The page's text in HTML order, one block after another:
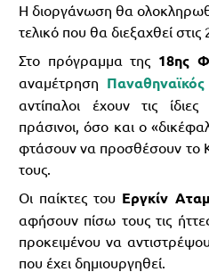
Η διοργάνωση θα
τελικό που θα διεξαχθεί
Στο πρόγραμμα της 18ης
αναμέτρηση Παναθηναϊκός
αντίπαλοι έχουν τις
πράσινοι, όσο και ο
φτάσουν να προσθέσουν το
τους.
Οι παίκτες του Εργκίν
αφήσουν πίσω τους τις
προκειμένου να
που έχει δημιουργηθεί.